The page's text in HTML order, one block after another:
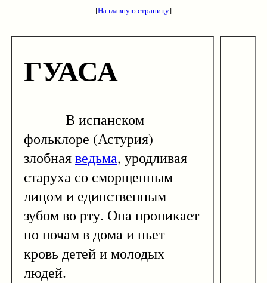
[На главную страницу]
ГУАСА
В испанском
фольклоре (Астурия)
злобнаяведьма, уродливая
старуха со сморщенным
лицом и единственным
зубом во рту. Она проникает
по ночам в дома и пьет
кровь детей и молодых
людей.